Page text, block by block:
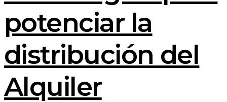
potenciar la
distribución del
Alquiler